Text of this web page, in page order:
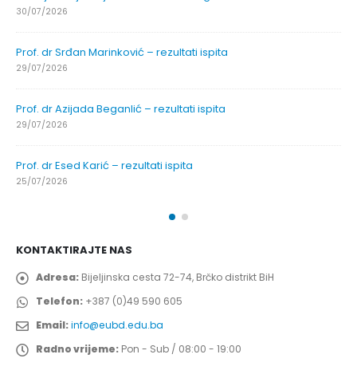
30/07/2026
Prof. dr Srđan Marinković – rezultati ispita
29/07/2026
Prof. dr Azijada Beganlić – rezultati ispita
29/07/2026
Prof. dr Esed Karić – rezultati ispita
25/07/2026
KONTAKTIRAJTE NAS
Adresa: Bijeljinska cesta 72-74, Brčko distrikt BiH
Telefon: +387 (0)49 590 605
Email:info@eubd.edu.ba
Radno vrijeme: Pon - Sub / 08:00 - 19:00